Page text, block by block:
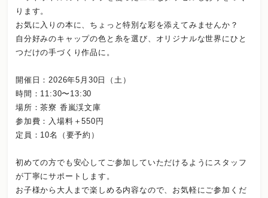
ります。
お気に入りの本に、ちょっと特別な彩を添えてみませんか？
自分好みのキャップの色と糸を選び、オリジナルな世界にひと
つだけの手づくり作品に。
開催日：2026年5月30日（土）
時間：11:30〜13:30
場所：茶寮 香嵐渓文庫
参加費：入場料＋550円
定員：10名（要予約）
初めての方でも安心してご参加していただけるようにスタッフ
が丁寧にサポートします。
お子様から大人まで楽しめる内容なので、お気軽にご参加くだ